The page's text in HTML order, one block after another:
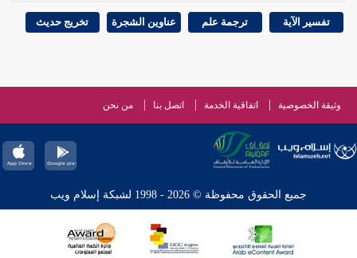
تفسير الآية ترجمة علم عناوين الشجرة تخريج حديث
وثيقة الخصوصية اتفاقية الخدمة اتصل بنا من نحن
جميع الحقوق محفوظة © 2026 - 1998 لشبكة إسلام ويب